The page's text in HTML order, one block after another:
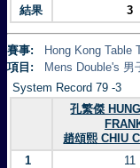
結果
3
賽事:
Hong Kong Table
項目:
Mens Double's 男
System Record 79 -3
孔繁傑
趙頌熙 CHIU
1 11